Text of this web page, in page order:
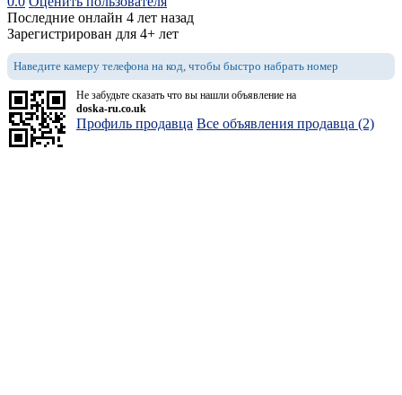
Последние онлайн 4 лет назад
Зарегистрирован для 4+ лет
Наведите камеру телефона на код, чтобы быстро набрать номер
Не забудьте сказать что вы нашли объявление на
doska-ru.co.uk
Профиль продавца Все объявления продавца (2)